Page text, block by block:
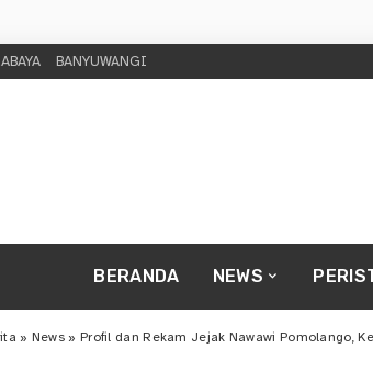
BANYUWANGI
BERANDA NEWS
» News » Profil dan Rekam Jejak Nawawi Pomolango,